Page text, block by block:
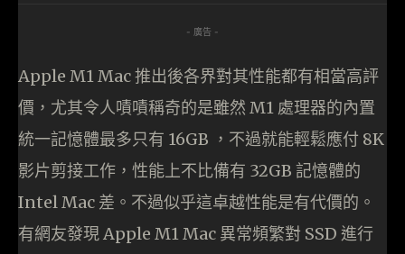
- 廣告 -
Apple M1 Mac 推出後各界對其性能都有相當高評
價，尤其令人嘖嘖稱奇的是雖然 M1 處理器的內置
統一記憶體最多只有 16GB ，不過就能輕鬆應付 8K
影片剪接工作，性能上不比備有 32GB 記憶體的
Intel Mac 差。不過似乎這卓越性能是有代價的。
有網友發現 Apple M1 Mac 異常頻繁對 SSD 進行